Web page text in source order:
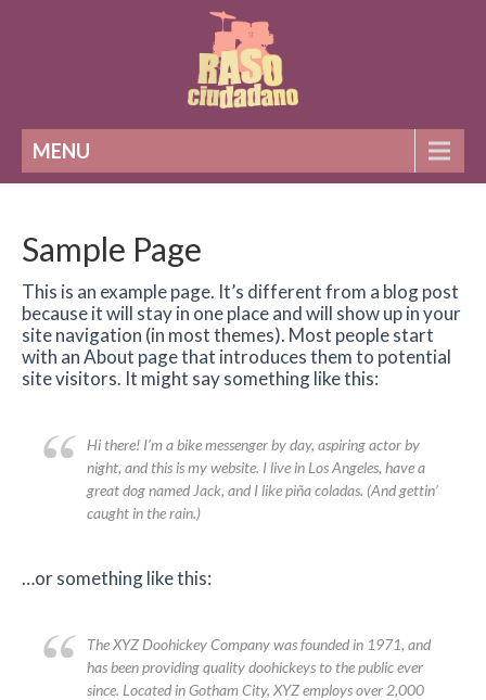
MENU
Sample Page
This is an example page. It’s different from a blog post
because it will stay in one place and will show up in your
site navigation (in most themes). Most people start
with an About page that introduces them to potential
site visitors. It might say something like this:
Hi there! I’m a bike messenger by day, aspiring actor by
night, and this is my website. I live in Los Angeles, have a
great dog named Jack, and I like piña coladas. (And gettin’
caught in the rain.)
…or something like this:
The XYZ Doohickey Company was founded in 1971, and
has been providing quality doohickeys to the public ever
since. Located in Gotham City, XYZ employs over 2,000